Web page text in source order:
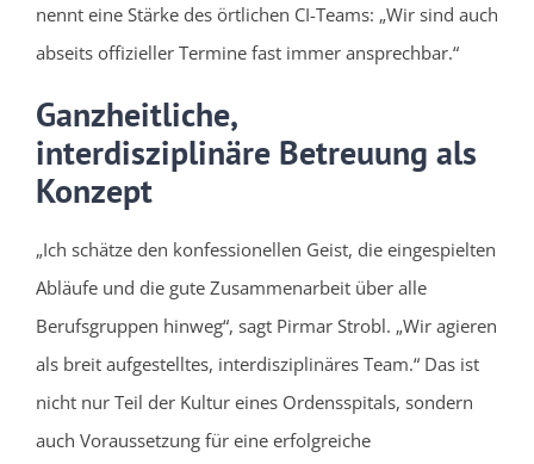
nennt eine Stärke des örtlichen CI-Teams: „Wir sind auch
abseits offizieller Termine fast immer ansprechbar.“
Ganzheitliche,
interdisziplinäre Betreuung als
Konzept
„Ich schätze den konfessionellen Geist, die eingespielten
Abläufe und die gute Zusammenarbeit über alle
Berufsgruppen hinweg“, sagt Pirmar Strobl. „Wir agieren
als breit aufgestelltes, interdisziplinäres Team.“ Das ist
nicht nur Teil der Kultur eines Ordensspitals, sondern
auch Voraussetzung für eine erfolgreiche